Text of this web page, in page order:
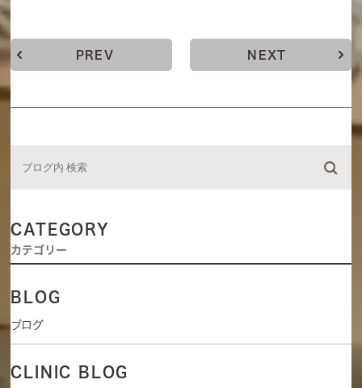
PREV NEXT
CATEGORY
カテゴリー
BLOG
ブログ
CLINIC BLOG